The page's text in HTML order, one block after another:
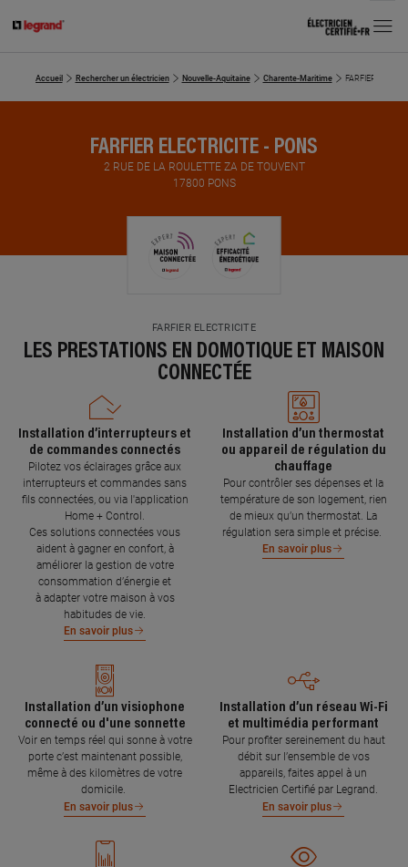
MENU
Accueil Rechercher un électricien Nouvelle-Aquitaine Charente-Maritime FARFIER
FARFIER ELECTRICITE - PONS
2 RUE DE LA ROULETTE ZA DE TOUVENT
17800 PONS
FARFIER ELECTRICITE
LES PRESTATIONS EN DOMOTIQUE ET MAISON
CONNECTÉE
Installation d’interrupteurs et
de commandes connectés
Pilotez vos éclairages grâce aux
interrupteurs et commandes sans
fils connectées, ou via l'application
Home + Control.
Ces solutions connectées vous
aident à gagner en confort, à
améliorer la gestion de votre
consommation d’énergie et
à adapter votre maison à vos
habitudes de vie.
En savoir plus
Installation d’un thermostat
ou appareil de régulation du
chauffage
Pour contrôler ses dépenses et la
température de son logement, rien
de mieux qu’un thermostat. La
régulation sera simple et précise.
En savoir plus
Installation d’un visiophone
connecté ou d'une sonnette
Voir en temps réel qui sonne à votre
porte c’est maintenant possible,
même à des kilomètres de votre
domicile.
En savoir plus
Installation d’un réseau Wi-Fi
et multimédia performant
Pour profiter sereinement du haut
débit sur l’ensemble de vos
appareils, faites appel à un
Electricien Certifié par Legrand.
En savoir plus